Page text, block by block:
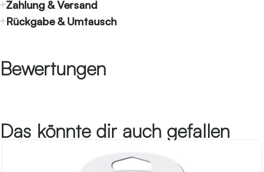
Zahlung & Versand
Rückgabe & Umtausch
Bewertungen
Das könnte dir auch gefallen